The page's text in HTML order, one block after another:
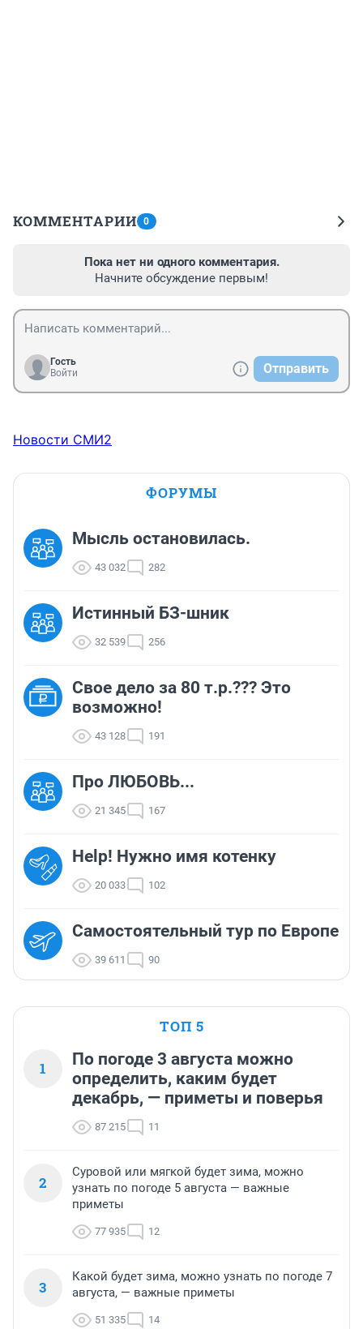
КОММЕНТАРИИ 0
Пока нет ни одного комментария.
Начните обсуждение первым!
Гость
Войти
Отправить
Новости СМИ2
ФОРУМЫ
Мысль остановилась.
43 032 282
Истинный БЗ-шник
32 539 256
Свое дело за 80 т.р.??? Это
возможно!
43 128 191
Про ЛЮБОВЬ...
21 345 167
Help! Нужно имя котенку
20 033 102
Самостоятельный тур по Европе
39 611 90
ТОП 5
1
По погоде 3 августа можно
определить, каким будет
декабрь, — приметы и поверья
87 215 11
2
Суровой или мягкой будет зима, можно
узнать по погоде 5 августа — важные
приметы
77 935 12
3
Какой будет зима, можно узнать по погоде 7
августа, — важные приметы
51 335 14